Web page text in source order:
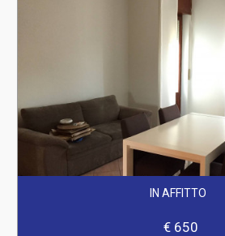
IN AFFITTO
€ 650